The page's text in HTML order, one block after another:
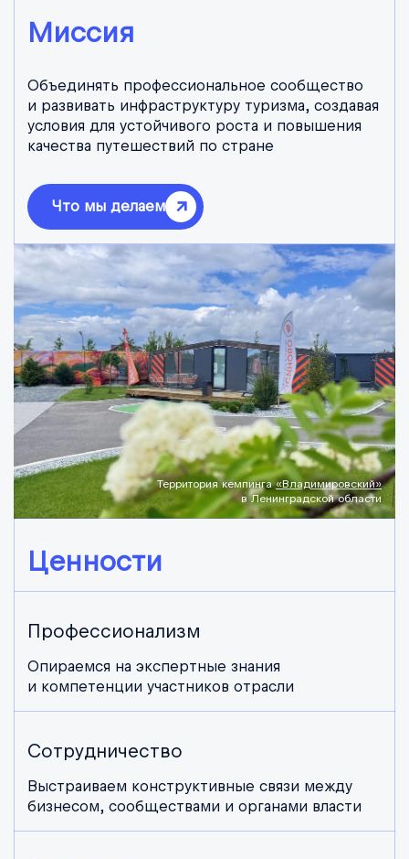
Миссия
Объединять профессиональное сообщество
и развивать инфраструктуру туризма, создавая
условия для устойчивого роста и повышения
качества путешествий по стране
Что мы делаем
Территория кемпинга«Владимировский»
в Ленинградской области
Ценности
Профессионализм
Опираемся на экспертные знания
и компетенции участников отрасли
Сотрудничество
Выстраиваем конструктивные связи между
бизнесом, сообществами и органами власти